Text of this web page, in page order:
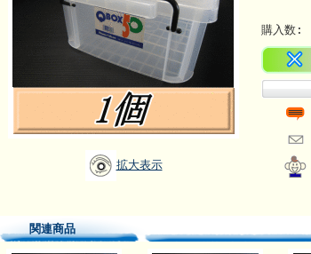
拡大表示
購入数:
関連商品